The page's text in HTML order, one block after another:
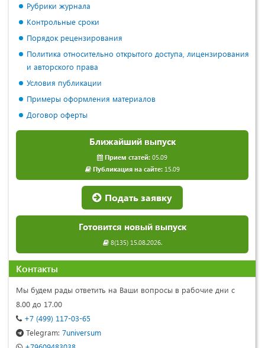
Рубрики журнала
Контрольные сроки
Порядок рецензирования
Политика относительно открытого доступа, лицензирования
и авторского права
Условия публикации
Примеры оформления материалов
Договор оферты
Ближайший выпуск
Прием статей: 05.09
Публикация на сайте:15.09
Подать заявку
Готовится новый выпуск
8(135) 15.08.2026.
Контакты
Мы будем рады ответить на Ваши вопросы в рабочие дни с
8.00 до 17.00
+7 (499) 117-03-65
Telegram: 7universum